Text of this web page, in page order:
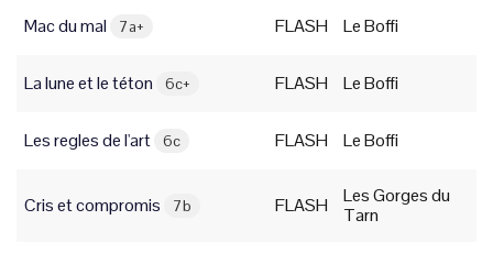
Mac du mal 7a+ FLASH Le Boffi
La lune et le téton 6c+ FLASH Le Boffi
Les regles de l'art 6c FLASH Le Boffi
Cris et compromis 7b FLASH
Les Gorges du
Tarn